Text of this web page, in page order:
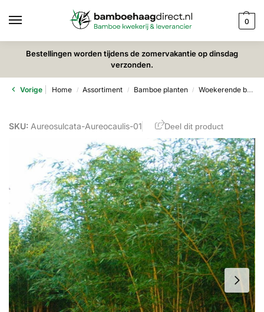
0
Bestellingen worden tijdens de zomervakantie op dinsdag
verzonden.
Vorige Home / Assortiment / Bamboe planten / Woekerende bamboe
SKU: Aureosulcata-Aureocaulis-01 Deel dit product